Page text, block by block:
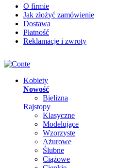
O firmie
Jak złożyć zamówienie
Dostawa
Płatność
Reklamacje i zwroty
Kobiety
Nowość
Bielizna
Rajstopy
Klasyczne
Modelujące
Wzorzyste
Ażurowe
Ślubne
Ciążowe